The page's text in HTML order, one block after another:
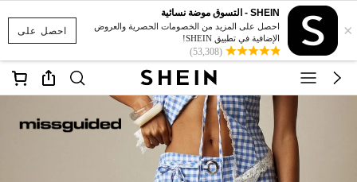
احصل على ×
SHEIN - التسوق موضة نسائية
احصل على المزيد من الخصومات الحصرية والعروض
الإضافية في تطبيق SHEIN!
(53,308)